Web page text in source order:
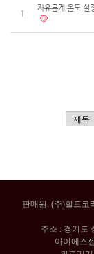
1
판매원: (주)힐트코
주소 : 경기도
아이에스